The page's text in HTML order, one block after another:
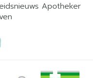
Apotheker